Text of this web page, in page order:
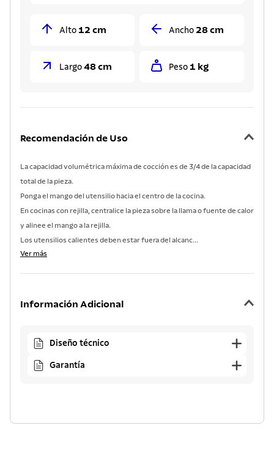
Alto 12 cm Ancho 28 cm
Largo 48 cm Peso 1 kg
Recomendación de Uso
La capacidad volumétrica máxima de cocción es de 3/4 de la capacidad
total de la pieza.
Ponga el mango del utensilio hacia el centro de la cocina.
En cocinas con rejilla, centralice la pieza sobre la llama o fuente de calor
y alinee el mango a la rejilla.
Los utensilios calientes deben estar fuera del alcanc...
Ver más
Información Adicional
Diseño técnico
Garantía